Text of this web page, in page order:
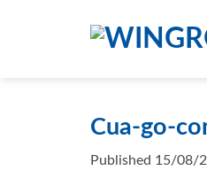
Cua-go-
Published 15/08/